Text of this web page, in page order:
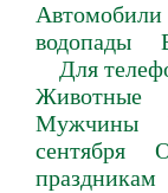
Автомобили
водопады
Для
Животные
Мужчины
сентября
праздникам